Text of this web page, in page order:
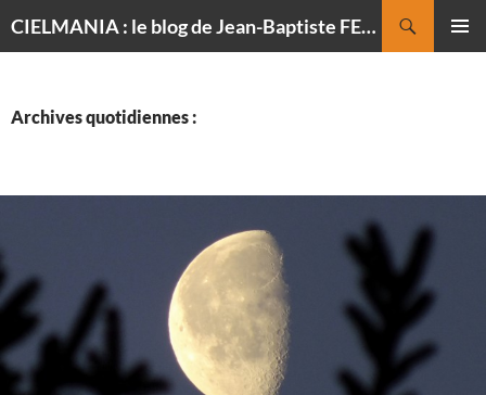
CIELMANIA : le blog de Jean-Baptiste FELDMANN, photographe du ciel
Archives quotidiennes :